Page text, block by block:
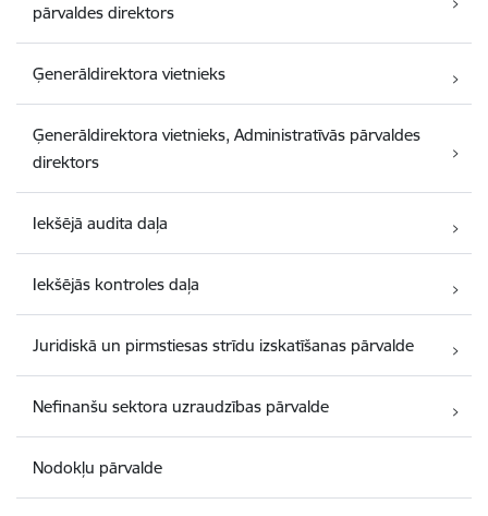
pārvaldes direktors
Ģenerāldirektora vietnieks
Ģenerāldirektora vietnieks, Administratīvās pārvaldes
direktors
Iekšējā audita daļa
Iekšējās kontroles daļa
Juridiskā un pirmstiesas strīdu izskatīšanas pārvalde
Nefinanšu sektora uzraudzības pārvalde
Nodokļu pārvalde